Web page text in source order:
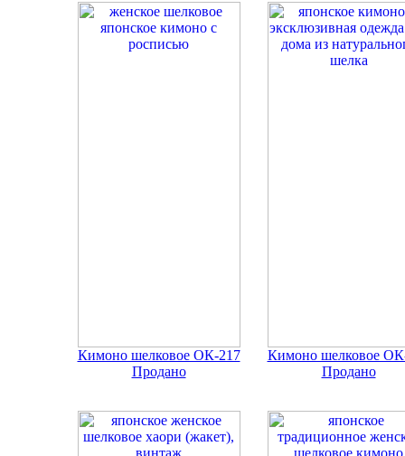
Кимоно шелковое ОК-217
Продано
Кимоно шелковое
Продано